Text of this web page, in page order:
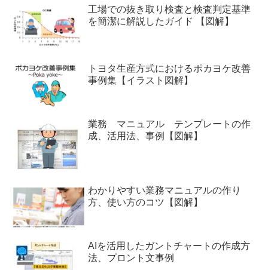
工場での抜き取り検査と検査判定基準
を簡潔に解説したガイド 【図解】
トヨタ生産方式におけるポカヨケ改善
事例集【イラスト図解】
業務 マニュアル テンプレートの作
成、活用法、事例【図解】
わかりやすい業務マニュアルの作り
方、使い方のコツ【図解】
AIを活用したガントチャートの作成方
法、プロント文事例